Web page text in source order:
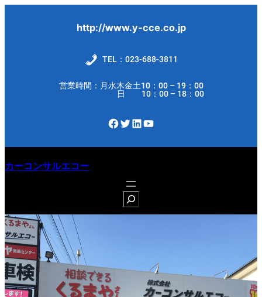
http://www.y-cce.co.jp
TEL：023-688-3811
営業時間：月水木金土10：00 – 19：00
日 10：00 – 18：00
Facebook Twitter LinkedIn YouTube
カーコンサルエコー
e
a
r
c
h